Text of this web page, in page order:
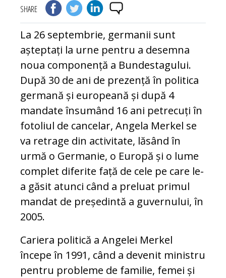
SHARE
La 26 septembrie, germanii sunt
așteptați la urne pentru a desemna
noua componență a Bundestagului.
După 30 de ani de prezență în politica
germană și europeană și după 4
mandate însumând 16 ani petrecuți în
fotoliul de cancelar, Angela Merkel se
va retrage din activitate, lăsând în
urmă o Germanie, o Europă și o lume
complet diferite față de cele pe care le-
a găsit atunci când a preluat primul
mandat de președintă a guvernului, în
2005.
Cariera politică a Angelei Merkel
începe în 1991, când a devenit ministru
pentru probleme de familie, femei și